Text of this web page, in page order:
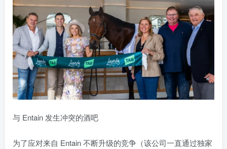
与 Entain 发生冲突的酒吧
为了应对来自 Entain 不断升级的竞争（该公司一直通过独家